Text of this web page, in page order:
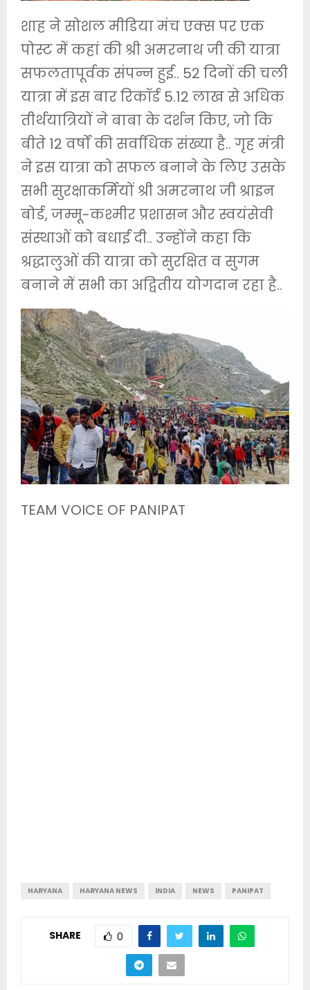
शाह ने सोशल मीडिया मंच एक्स पर एक
पोस्ट में कहां की श्री अमरनाथ जी की यात्रा
सफलतापूर्वक संपन्न हुई.. 52 दिनों की चली
यात्रा में इस बार रिकॉर्ड 5.12 लाख से अधिक
तीर्थयात्रियों ने बाबा के दर्शन किए, जो कि
बीते 12 वर्षों की सर्वाधिक संख्या है.. गृह मंत्री
ने इस यात्रा को सफल बनाने के लिए उसके
सभी सुरक्षाकर्मियों श्री अमरनाथ जी श्राइन
बोर्ड, जम्मू-कश्मीर प्रशासन और स्वयंसेवी
संस्थाओं को बधाई दी.. उन्होंने कहा कि
श्रद्धालुओं की यात्रा को सुरक्षित व सुगम
बनाने में सभी का अद्वितीय योगदान रहा है..
TEAM VOICE OF PANIPAT
HARYANA HARYANA NEWS INDIA NEWS PANIPAT
SHARE 0